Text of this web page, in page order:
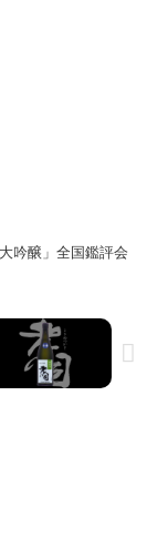
吟醸」全国鑑評会